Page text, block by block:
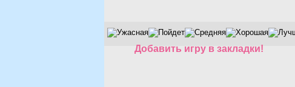
Добавить игру в закладки!